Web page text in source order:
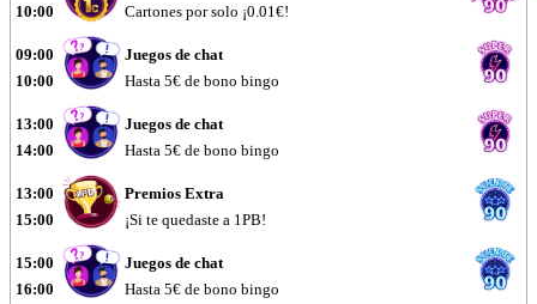
10:00
Cartones por solo ¡0.01€!
09:00
10:00
Juegos de chat
Hasta 5€ de bono bingo
13:00
14:00
Juegos de chat
Hasta 5€ de bono bingo
13:00
15:00
Premios Extra
¡Si te quedaste a 1PB!
15:00
16:00
Juegos de chat
Hasta 5€ de bono bingo